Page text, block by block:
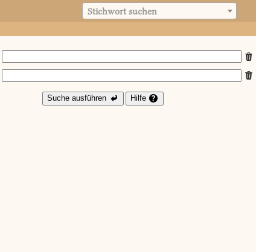
Stichwort suchen
Suche ausführen Hilfe